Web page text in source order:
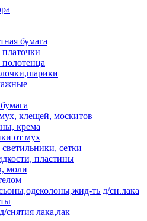
бумага
клещей, москитов
крема
от мух
сетки
пластины
моли
ть д/сн.лака
снятия лака,лак